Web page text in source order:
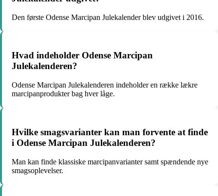
Den første Odense Marcipan Julekalender blev udgivet i 2016.
Hvad indeholder Odense Marcipan
Julekalenderen?
Odense Marcipan Julekalenderen indeholder en række lækre
marcipanprodukter bag hver låge.
Hvilke smagsvarianter kan man forvente at finde
i Odense Marcipan Julekalenderen?
Man kan finde klassiske marcipanvarianter samt spændende nye
smagsoplevelser.